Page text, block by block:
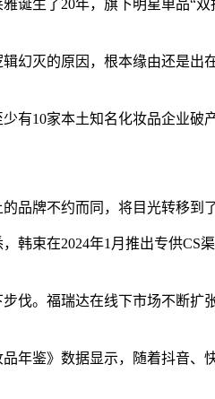
诞生了20年，旗下明星单品“
幻灭的原因，根本缘由还是
有10家本土知名化妆品企业
品牌不约而同，将目光转移到
韩束在2024年1月推出专供CS
伐。福瑞达在线下市场不断
年鉴》数据显示，随着抖音